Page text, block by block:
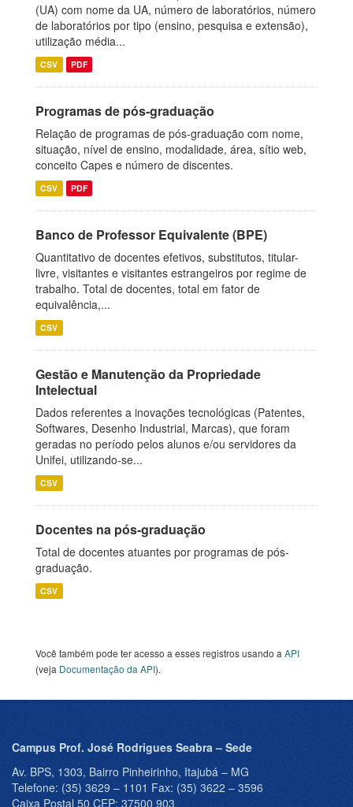
(UA) com nome da UA, número de laboratórios, número
de laboratórios por tipo (ensino, pesquisa e extensão),
utilização média...
CSV PDF
Programas de pós-graduação
Relação de programas de pós-graduação com nome,
situação, nível de ensino, modalidade, área, sítio web,
conceito Capes e número de discentes.
CSV PDF
Banco de Professor Equivalente (BPE)
Quantitativo de docentes efetivos, substitutos, titular-
livre, visitantes e visitantes estrangeiros por regime de
trabalho. Total de docentes, total em fator de
equivalência,...
CSV
Gestão e Manutenção da Propriedade
Intelectual
Dados referentes a inovações tecnológicas (Patentes,
Softwares, Desenho Industrial, Marcas), que foram
geradas no período pelos alunos e/ou servidores da
Unifei, utilizando-se...
CSV
Docentes na pós-graduação
Total de docentes atuantes por programas de pós-
graduação.
CSV
Você também pode ter acesso a esses registros usando a API
(veja Documentação da API).
Campus Prof. José Rodrigues Seabra – Sede
Av. BPS, 1303, Bairro Pinheirinho, Itajubá – MG
Telefone: (35) 3629 – 1101 Fax: (35) 3622 – 3596
Caixa Postal 50 CEP: 37500 903